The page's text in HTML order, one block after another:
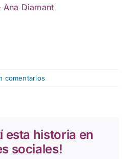
Ana Diamant
comentarios
esta historia en
sociales!